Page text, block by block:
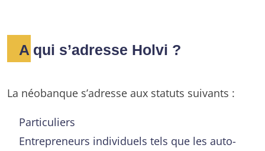
A qui s’adresse Holvi ?
La néobanque s’adresse aux statuts suivants :
Particuliers
Entrepreneurs individuels tels que les auto-